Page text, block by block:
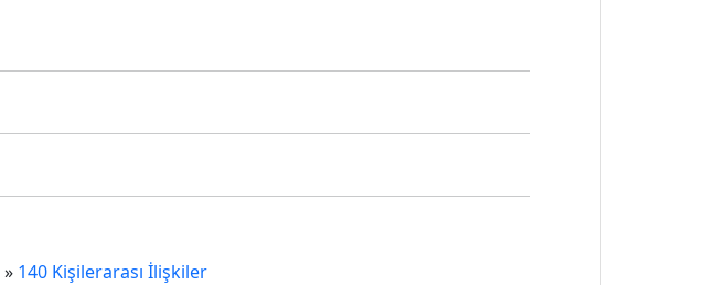
» 140 Kişilerarası İlişkiler